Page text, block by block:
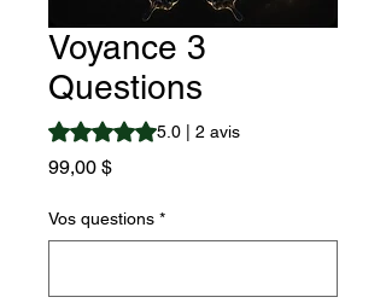
Voyance 3
Questions
La note est de 5.0 sur cinq étoiles selon
5.0 | 2 avis
99,00 $Prix
Vos questions *